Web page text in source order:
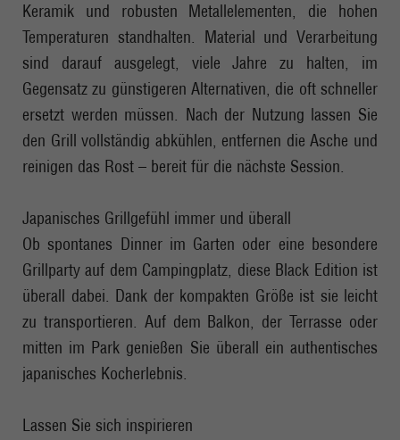
Keramik und robusten Metallelementen, die hohen
Temperaturen standhalten. Material und Verarbeitung
sind darauf ausgelegt, viele Jahre zu halten, im
Gegensatz zu günstigeren Alternativen, die oft schneller
ersetzt werden müssen. Nach der Nutzung lassen Sie
den Grill vollständig abkühlen, entfernen die Asche und
reinigen das Rost – bereit für die nächste Session.
Japanisches Grillgefühl immer und überall
Ob spontanes Dinner im Garten oder eine besondere
Grillparty auf dem Campingplatz, diese Black Edition ist
überall dabei. Dank der kompakten Größe ist sie leicht
zu transportieren. Auf dem Balkon, der Terrasse oder
mitten im Park genießen Sie überall ein authentisches
japanisches Kocherlebnis.
Lassen Sie sich inspirieren